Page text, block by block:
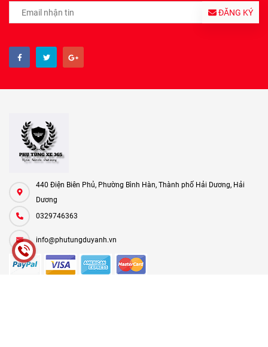
ĐĂNG KÝ
440 Điện Biên Phủ, Phường Bình Hàn, Thành phố Hải Dương, Hải
Dương
0329746363
info@phutungduyanh.vn